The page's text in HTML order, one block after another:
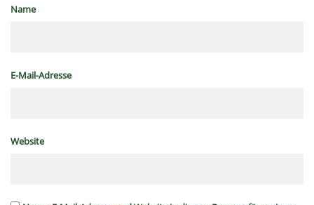
Name
E-Mail-Adresse
Website